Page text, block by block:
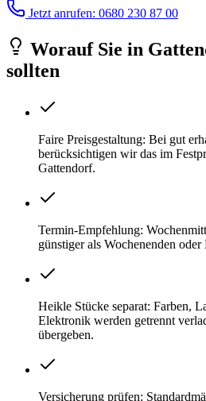
Jetzt anrufen: 0680 230 87 00
Worauf Sie in
sollten
Faire Preisgestaltung: Bei gut
berücksichtigen wir das im
Gattendorf.
Termin-Empfehlung:
günstiger als Wochenenden oder
Heikle Stücke separat: Farben,
Elektronik werden getrennt
übergeben.
Versicherung prüfen: